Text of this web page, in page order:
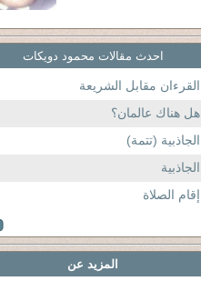
احدث مقالات محمود دويكات
القرءان مقابل الشريعة
هل هناك عالمان؟
الجاذبية (تتمة)
الجاذبية
إقام الصلاة
المزيد عن